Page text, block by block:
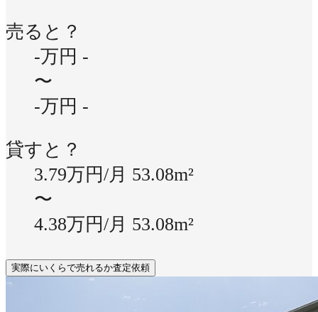
売ると？
-万円 -
〜
-万円 -
貸すと？
3.79万円/月 53.08m²
〜
4.38万円/月 53.08m²
実際にいくらで売れるか査定依頼